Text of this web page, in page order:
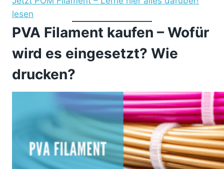
lesen
PVA Filament kaufen – Wofür
wird es eingesetzt? Wie
drucken?